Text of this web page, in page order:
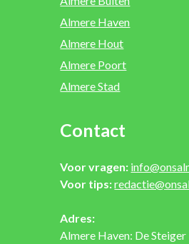
Almere Haven
Almere Hout
Almere Poort
Almere Stad
Contact
Voor vragen:
Voor tips:
Adres:
Almere Haven: De Steiger